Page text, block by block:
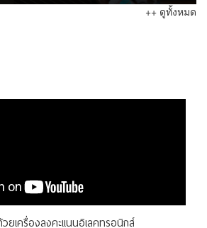
++ ดูทั้งหมด
ยเครื่องลงคะแนนอิเลคทรอนิกส์